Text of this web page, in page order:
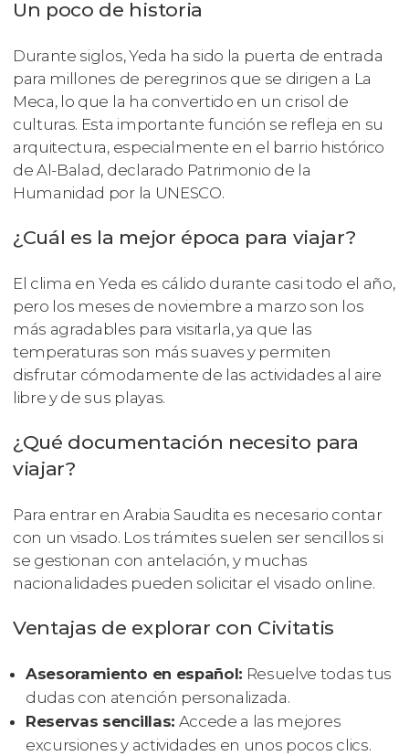
Un poco de historia
Durante siglos, Yeda ha sido la puerta de entrada
para millones de peregrinos que se dirigen a La
Meca, lo que la ha convertido en un crisol de
culturas. Esta importante función se refleja en su
arquitectura, especialmente en el barrio histórico
de Al-Balad, declarado Patrimonio de la
Humanidad por la UNESCO.
¿Cuál es la mejor época para viajar?
El clima en Yeda es cálido durante casi todo el año,
pero los meses de noviembre a marzo son los
más agradables para visitarla, ya que las
temperaturas son más suaves y permiten
disfrutar cómodamente de las actividades al aire
libre y de sus playas.
¿Qué documentación necesito para
viajar?
Para entrar en Arabia Saudita es necesario contar
con un visado. Los trámites suelen ser sencillos si
se gestionan con antelación, y muchas
nacionalidades pueden solicitar el visado online.
Ventajas de explorar con Civitatis
Asesoramiento en español: Resuelve todas tus
dudas con atención personalizada.
Reservas sencillas: Accede a las mejores
excursiones y actividades en unos pocos clics.